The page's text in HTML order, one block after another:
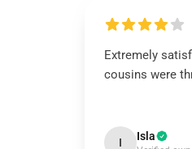
Extremely
cousins were
I Isla